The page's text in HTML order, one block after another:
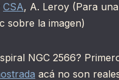
CSA, A. Leroy (Para
sobre la imagen)
NGC 2566?
acá no son